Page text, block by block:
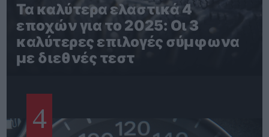
Τα καλύτερα ελαστικά 4
εποχών για το 2025: Οι 3
καλύτερες επιλογές σύμφωνα
με διεθνές τεστ
4